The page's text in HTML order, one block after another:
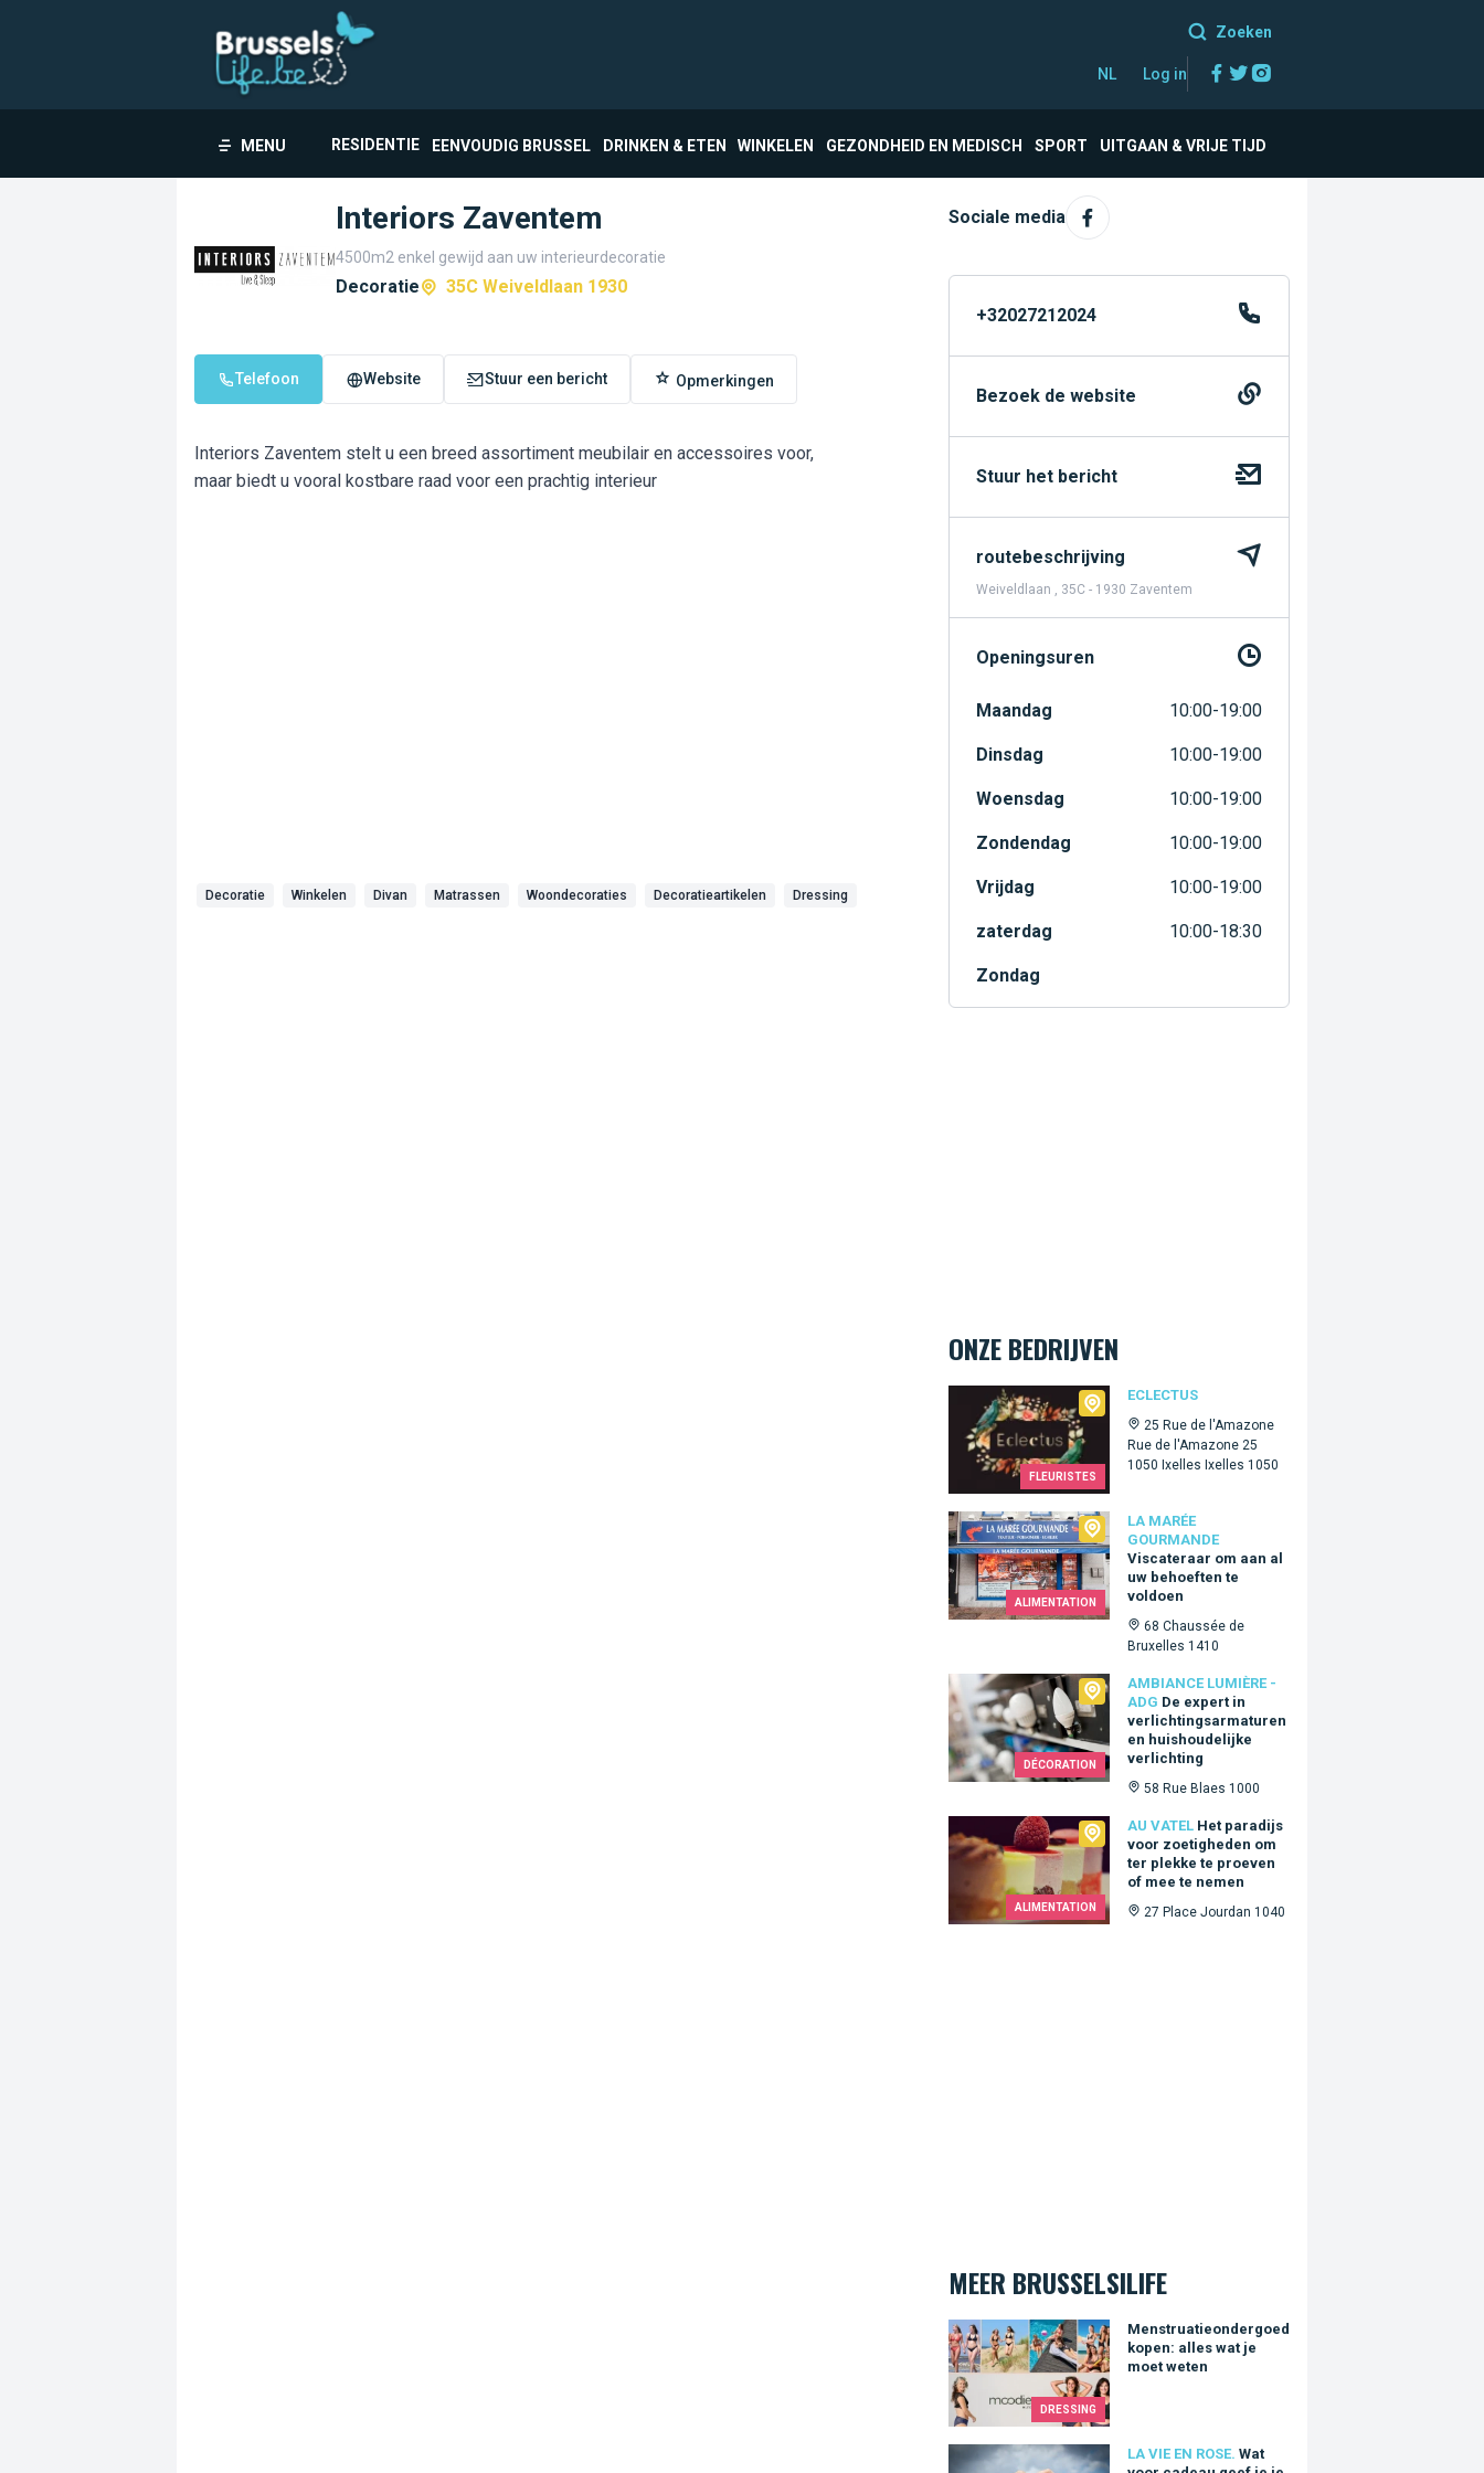
Zoeken
NL Log in Facebook
Twitter
MENU RESIDENTIE EENVOUDIG BRUSSEL DRINKEN & ETEN WINKELEN GEZONDHEID EN MEDISCH SPORT UITGAAN & VRIJE TIJD
Interiors Zaventem
4500m2 enkel gewijd aan uw interieurdecoratie
Decoratie 35C Weiveldlaan 1930
Telefoon Website Stuur een bericht Opmerkingen
Interiors Zaventem stelt u een breed assortiment meubilair en accessoires voor,
maar biedt u vooral kostbare raad voor een prachtig interieur
Decoratie Winkelen Divan Matrassen Woondecoraties Decoratieartikelen Dressing
Sociale media
+32027212024
Bezoek de website
Stuur het bericht
routebeschrijving
Weiveldlaan , 35C - 1930 Zaventem
Openingsuren
Maandag 10:00-19:00
Dinsdag 10:00-19:00
Woensdag 10:00-19:00
Zondendag 10:00-19:00
Vrijdag 10:00-19:00
zaterdag 10:00-18:30
Zondag
ONZE BEDRIJVEN
FLEURISTES
ECLECTUS
25 Rue de l'Amazone
Rue de l'Amazone 25
1050 Ixelles Ixelles 1050
Eclectus
ALIMENTATION
LA MARÉE
GOURMANDE
Viscateraar om aan al
uw behoeften te
voldoen
68 Chaussée de
Bruxelles 1410
La Marée Gourmande
DÉCORATION
AMBIANCE LUMIÈRE -
ADG De expert in
verlichtingsarmaturen
en huishoudelijke
verlichting
58 Rue Blaes 1000
Ambiance Lumière - ADG
ALIMENTATION
AU VATEL Het paradijs
voor zoetigheden om
ter plekke te proeven
of mee te nemen
27 Place Jourdan 1040
MEER BRUSSELSILIFE
DRESSING
Menstruatieondergoed
kopen: alles wat je
moet weten
Menstruatieondergoed kopen: alles wat je moet weten
LA VIE EN ROSE. Wat
Wat voor cadeau geef je je valentijn om het leven in roze te zien?